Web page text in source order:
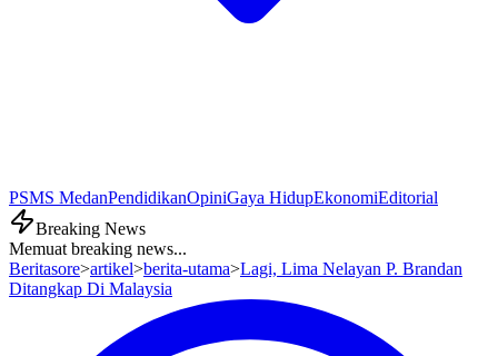
PSMS MedanPendidikanOpiniGaya HidupEkonomiEditorial
Breaking News
Memuat breaking news...
Beritasore>artikel>berita-utama>Lagi, Lima Nelayan P. Brandan
Ditangkap Di Malaysia